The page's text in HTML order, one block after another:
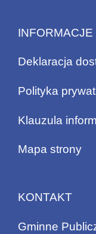
INFORMACJE
Deklaracja
Polityka
Klauzula
Mapa strony
KONTAKT
Gminne